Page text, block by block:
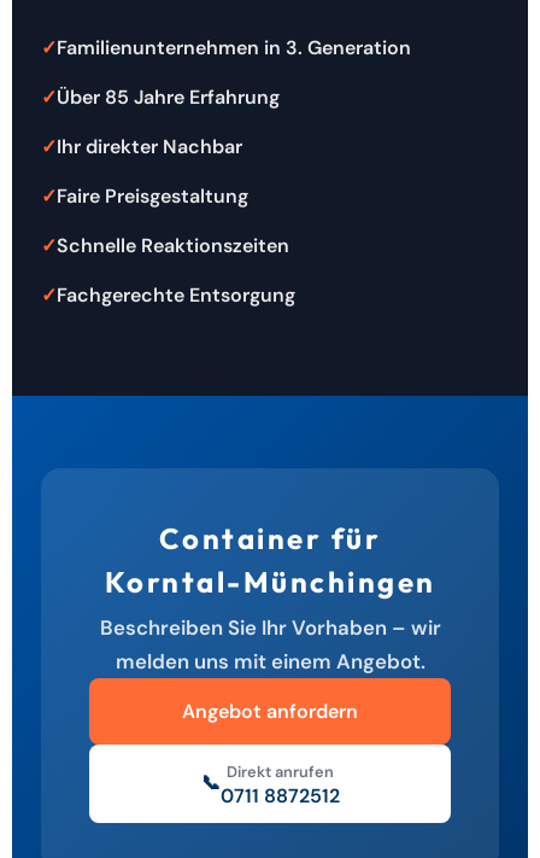
Familienunternehmen in 3. Generation
Über 85 Jahre Erfahrung
Ihr direkter Nachbar
Faire Preisgestaltung
Schnelle Reaktionszeiten
Fachgerechte Entsorgung
Container für
Korntal-Münchingen
Beschreiben Sie Ihr Vorhaben – wir
melden uns mit einem Angebot.
Angebot anfordern
📞 Direkt anrufen
0711 8872512